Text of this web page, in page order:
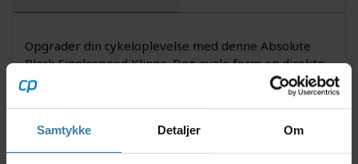
Samtykke Detaljer Om
Opgrader din cykeloplevelse med denne Absolute
Black Singlespeed Klinge. Den ovale form og direkte
montering sikrer optimal kraftoverførsel og et
glidende tråd - perfekt til cyklister, der ønsker at
Klingen er fremstillet i høj kvalitet og designet til
singlespeed-entusiaster, der sætter pris på præcision